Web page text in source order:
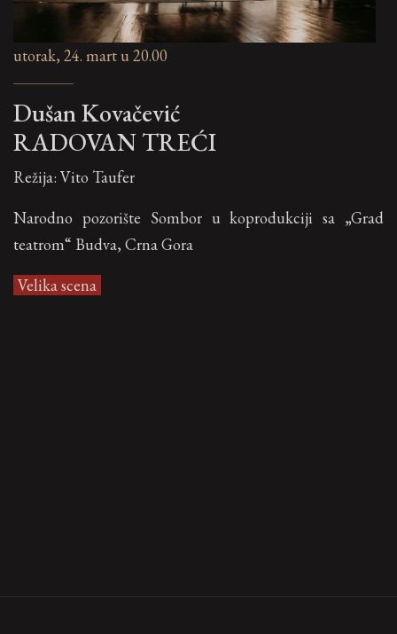
utorak, 24. mart u 20.00
Dušan Kovačević
RADOVAN TREĆI
Režija: Vito Taufer
Narodno pozorište Sombor u koprodukciji sa „Grad
teatrom“ Budva, Crna Gora
Velika scena